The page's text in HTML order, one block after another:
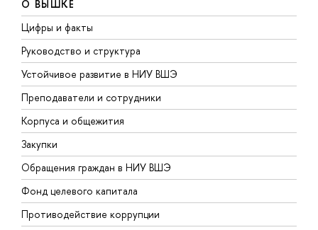
О ВЫШКЕ
Цифры и факты
Руководство и структура
Устойчивое развитие в НИУ ВШЭ
Преподаватели и сотрудники
Корпуса и общежития
Закупки
Обращения граждан в НИУ ВШЭ
Фонд целевого капитала
Противодействие коррупции